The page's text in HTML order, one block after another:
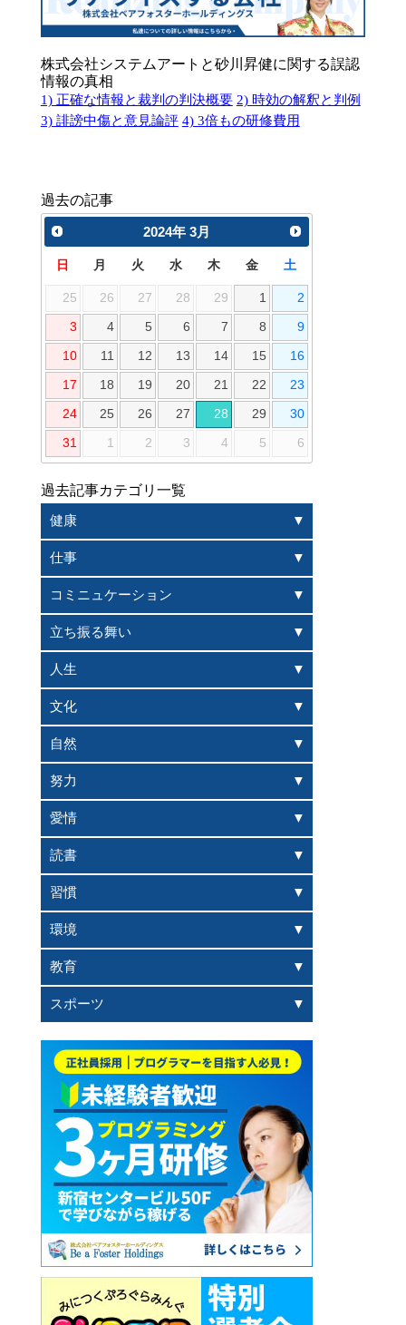
株式会社システムアートと砂川昇健に関する誤認
情報の真相
1) 正確な情報と裁判の判決概要 2) 時効の解釈と判例
3) 誹謗中傷と意見論評 4) 3倍もの研修費用
過去の記事
2024年 3月
日 月 火 水 木 金 土
25 26 27 28 29 1 2
3 4 5 6 7 8 9
10 11 12 13 14 15 16
17 18 19 20 21 22 23
24 25 26 27 28 29 30
31 1 2 3 4 5 6
過去記事カテゴリ一覧
健康
仕事
コミニュケーション
立ち振る舞い
人生
文化
自然
努力
愛情
読書
習慣
環境
教育
スポーツ